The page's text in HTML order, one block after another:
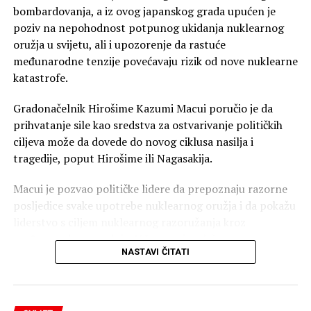
Posebnu pažnju privukla je uredba kojom Trampova
administracija želi da pooštri borbu protiv prakse u kojoj
strankinje dolaze u SAD prvenstveno radi porođaja kako
bi njihovo dijete dobilo američko državljanstvo.
Miller), jedan od glavnih kreatora Trampove imigracione
politike, predstavio je novu uredbu kao zabranu
“turizma radi porođaja”.
Međutim, takva praksa već je ograničena američkim
viznim pravilima. Američki propisi omogućavaju
odbijanje turističke vize kada konzularni službenik utvrdi
Zbog toga ostaje pitanje koliko će nova uredba u praksi
proširiti postojeće mehanizme. Prema izvještaju Axios-a,
bombardovanja, a iz ovog japanskog grada upućen je
poziv na nepohodnost potpunog ukidanja nuklearnog
oružja u svijetu, ali i upozorenje da rastuće
međunarodne tenzije povećavaju rizik od nove nuklearne
katastrofe.
Gradonačelnik Hirošime Kazumi Macui poručio je da
prihvatanje sile kao sredstva za ostvarivanje političkih
ciljeva može da dovede do novog ciklusa nasilja i
tragedije, poput Hirošime ili Nagasakija.
Macui je pozvao političke lidere da prepoznaju razorne
posljedice svake upotrebe nuklearnog oružja i da pokažu
međunarodnu saradnju. U Japanu je održana
komemoracija i minut ćutanja u 8.15 časova, tačno u
bombarder “Enola Gej” bacio atomsku bombu na
Hirošimu.
NASTAVI ČITATI